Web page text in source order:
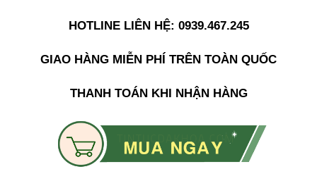
HOTLINE LIÊN HỆ: 0939.467.245
GIAO HÀNG MIỄN PHÍ TRÊN TOÀN QUỐC
THANH TOÁN KHI NHẬN HÀNG